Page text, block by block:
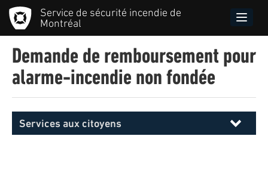
Aller
au
contenu
Service de sécurité incendie de
Montréal
Toggle
Demande de remboursement pour
alarme-incendie non fondée
Menu
Services aux citoyens